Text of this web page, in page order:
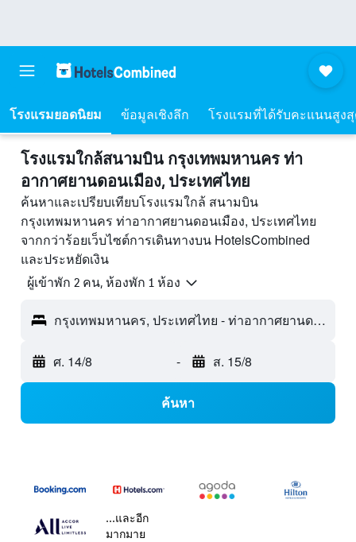
โรงแรมยอดนิยม ข้อมูลเชิงลึก โรงแรมที่ได้รับคะแนนสูง
โรงแรมใกล้สนามบิน กรุงเทพมหานคร ท่า
อากาศยานดอนเมือง, ประเทศไทย
ค้นหาและเปรียบเทียบโรงแรมใกล้ สนามบิน
กรุงเทพมหานคร ท่าอากาศยานดอนเมือง, ประเทศไทย
จากกว่าร้อยเว็บไซต์การเดินทางบน HotelsCombined
และประหยัดเงิน
ผู้เข้าพัก 2 คน, ห้องพัก 1 ห้อง
กรุงเทพมหานคร, ประเทศไทย - ท่าอากาศยานดอนเมือง (DMK)
ศ. 14/8 - ส. 15/8
ค้นหา
...และอีก
มากมาย